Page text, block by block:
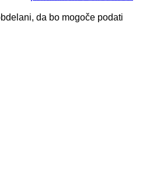
da bo mogoče podati